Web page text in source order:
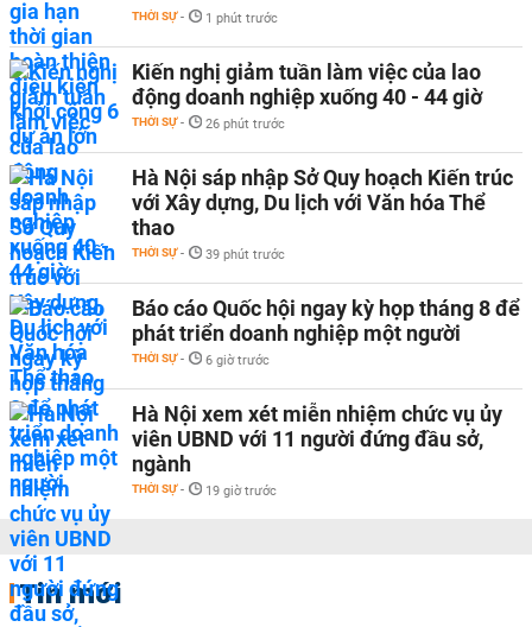
THỜI SỰ - 1 phút trước
Kiến nghị giảm tuần làm việc của lao
động doanh nghiệp xuống 40 - 44 giờ
THỜI SỰ - 26 phút trước
Hà Nội sáp nhập Sở Quy hoạch Kiến trúc
với Xây dựng, Du lịch với Văn hóa Thể
thao
THỜI SỰ - 39 phút trước
Báo cáo Quốc hội ngay kỳ họp tháng 8 để
phát triển doanh nghiệp một người
THỜI SỰ - 6 giờ trước
Hà Nội xem xét miễn nhiệm chức vụ ủy
viên UBND với 11 người đứng đầu sở,
ngành
THỜI SỰ - 19 giờ trước
Tin mới